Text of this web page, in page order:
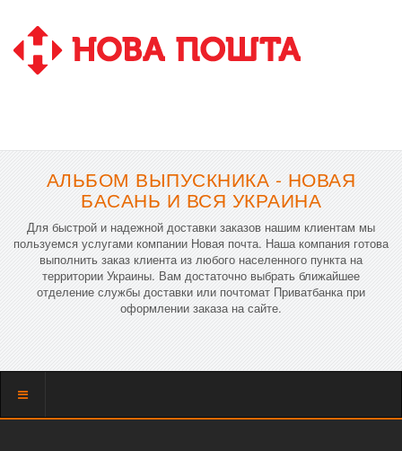
АЛЬБОМ ВЫПУСКНИКА - НОВАЯ
БАСАНЬ И ВСЯ УКРАИНА
Для быстрой и надежной доставки заказов нашим клиентам мы
пользуемся услугами компании Новая почта. Наша компания готова
выполнить заказ клиента из любого населенного пункта на
территории Украины. Вам достаточно выбрать ближайшее
отделение службы доставки или почтомат Приватбанка при
оформлении заказа на сайте.
Показать